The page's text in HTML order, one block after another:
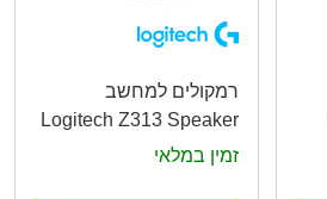
רמקולים למחשב
Logitech Z313 Speaker
System with Subwoofer
זמין במלאי